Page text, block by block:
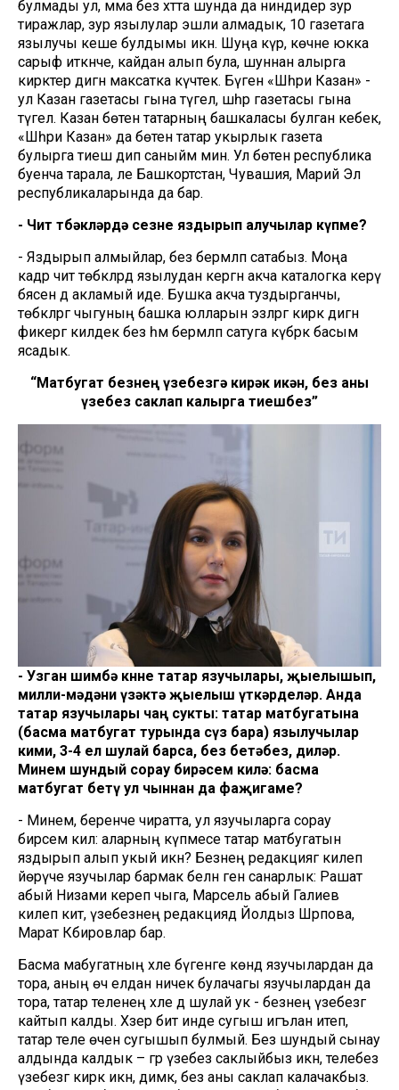
булмады ул, әмма без хәтта шунда да ниндидер зур
тиражлар, зур язылулар эшли алмадык, 10 газетага
язылучы кеше булдымы икән. Шуңа күрә, көчне юкка
сарыф иткәнче, кайдан алып була, шуннан алырга
кирәктер дигән максатка күчтек. Бүген «Шәһри Казан» -
ул Казан газетасы гына түгел, шәһәр газетасы гына
түгел. Казан бөтен татарның башкаласы булган кебек,
«Шәһри Казан» да бөтен татар укырлык газета
булырга тиеш дип саныйм мин. Ул бөтен республика
буенча тарала, әле Башкортстан, Чувашия, Марий Эл
республикаларында да бар.
- Чит төбәкләрдә сезне яздырып алучылар күпме?
- Яздырып алмыйлар, без берәмләп сатабыз. Моңа
кадәр чит төбәкләрдә язылудан кергән акча каталогка керү
бәясен дә акламый иде. Бушка акча туздырганчы,
төбәкләргә чыгуның башка юлларын эзләргә кирәк дигән
фикергә килдек без һәм берәмләп сатуга күбрәк басым
ясадык.
“Матбугат безнең үзебезгә кирәк икән, без аны
үзебез саклап калырга тиешбез”
- Узган шимбә көнне татар язучылары, җыелышып,
милли-мәдәни үзәктә җыелыш үткәрделәр. Анда
татар язучылары чаң сукты: татар матбугатына
(басма матбугат турында сүз бара) язылучылар
кими, 3-4 ел шулай барса, без бетәбез, диләр.
Минем шундый сорау бирәсем килә: басма
матбугат бетү ул чыннан да фаҗигаме?
- Минем, беренче чиратта, ул язучыларга сорау
бирәсем килә: аларның күпмесе татар матбугатын
яздырып алып укый икән? Безнең редакциягә килеп
йөрүче язучылар бармак белән генә санарлык: Рашат
абый Низами кереп чыга, Марсель абый Галиев
килеп китә, үзебезнең редакциядә Йолдыз Шәрәпова,
Марат Кәбировлар бар.
Басма мабугатның хәле бүгенге көндә язучылардан да
тора, аның өч елдан ничек булачагы язучылардан да
тора, татар теленең хәле дә шулай ук - безнең үзебезгә
кайтып калды. Хәзер бит инде сугыш игълан итеп,
татар теле өчен сугышып булмый. Без шундый сынау
алдында калдык – әгәр үзебез саклыйбыз икән, телебез
үзебезгә кирәк икән, димәк, без аны саклап калачакбыз.